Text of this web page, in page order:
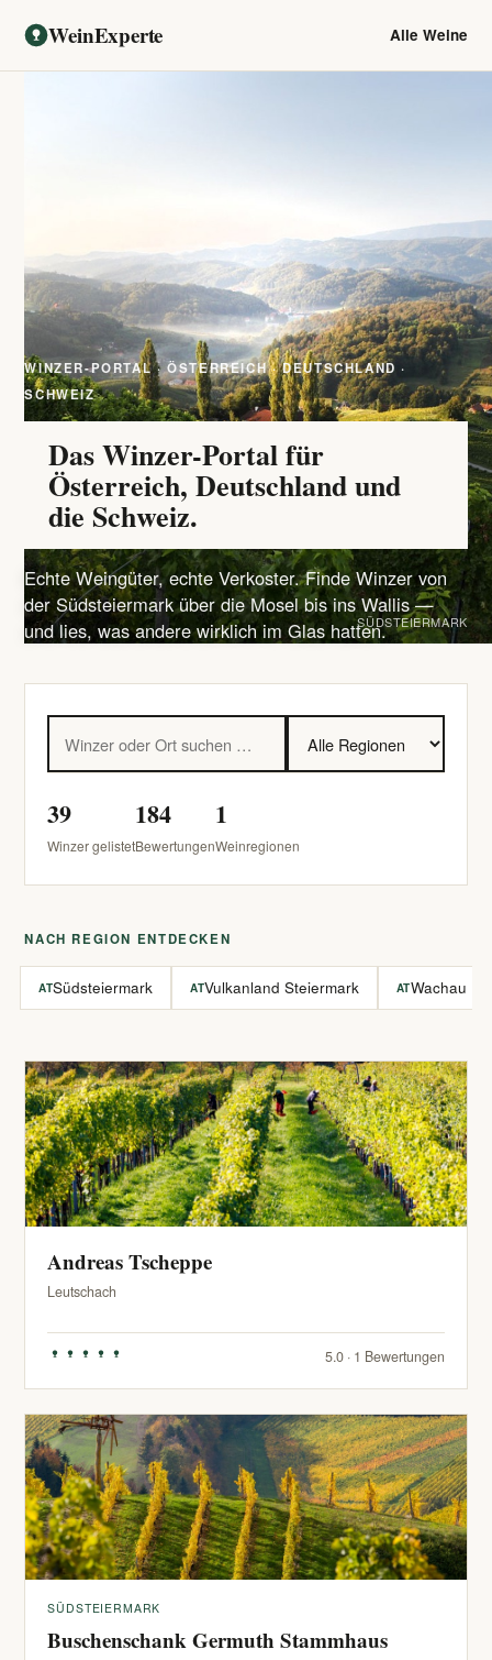
WeinExperte Alle Weine
WINZER-PORTAL · ÖSTERREICH · DEUTSCHLAND ·
SCHWEIZ
Das Winzer-Portal für
Österreich, Deutschland und
die Schweiz.
Echte Weingüter, echte Verkoster. Finde Winzer von
der Südsteiermark über die Mosel bis ins Wallis —
und lies, was andere wirklich im Glas hatten.SÜDSTEIERMARK
39
Winzer gelistet
184
Bewertungen
1
Weinregionen
NACH REGION ENTDECKEN
ATSüdsteiermark ATVulkanland Steiermark ATWachau
Andreas Tscheppe
Leutschach
5.0 · 1 Bewertungen
SÜDSTEIERMARK
Buschenschank Germuth Stammhaus